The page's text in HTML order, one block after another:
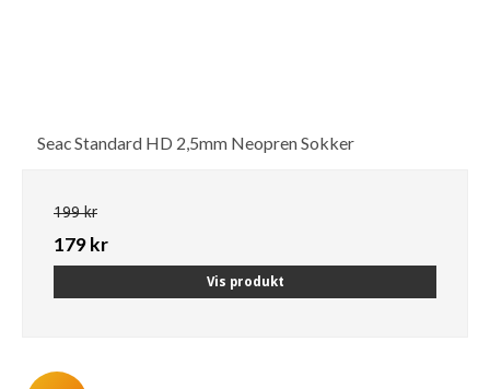
Seac Standard HD 2,5mm Neopren Sokker
199 kr
179 kr
Vis produkt